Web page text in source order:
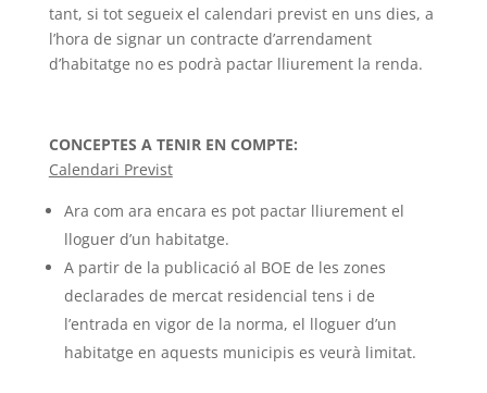
tant, si tot segueix el calendari previst en uns dies, a
l’hora de signar un contracte d’arrendament
d’habitatge no es podrà pactar lliurement la renda.
CONCEPTES A TENIR EN COMPTE:
Calendari Previst
Ara com ara encara es pot pactar lliurement el
lloguer d’un habitatge.
A partir de la publicació al BOE de les zones
declarades de mercat residencial tens i de
l’entrada en vigor de la norma, el lloguer d’un
habitatge en aquests municipis es veurà limitat.